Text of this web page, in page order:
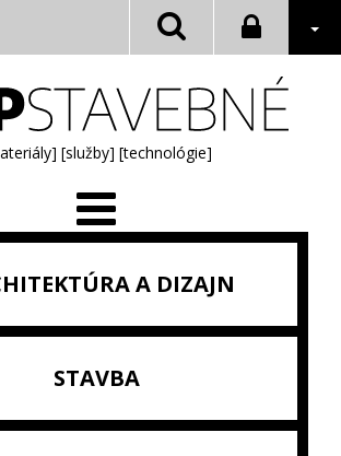
[služby] [technológie]
A DIZAJN
STAVBA